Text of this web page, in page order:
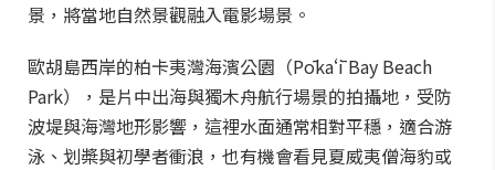
景，將當地自然景觀融入電影場景。
歐胡島西岸的柏卡夷灣海濱公園（Pōkaʻī Bay Beach
Park），是片中出海與獨木舟航行場景的拍攝地，受防
波堤與海灣地形影響，這裡水面通常相對平穩，適合游
泳、划槳與初學者衝浪，也有機會看見夏威夷僧海豹或